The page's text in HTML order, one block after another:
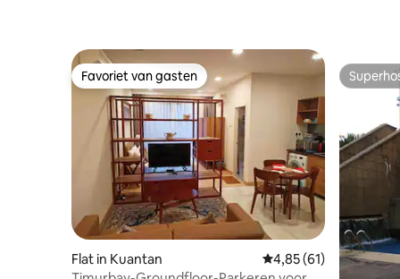
Favoriet van gasten
Favoriet van gasten
Flat in Kuantan Gemiddelde
4,85 (61)